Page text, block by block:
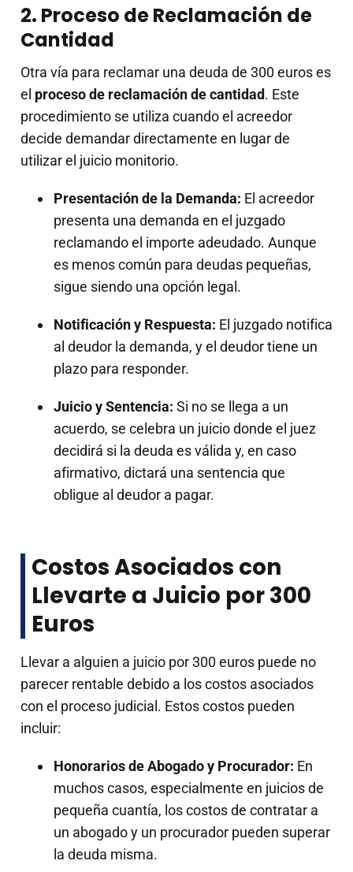
2. Proceso de Reclamación de
Cantidad
Otra vía para reclamar una deuda de 300 euros es
el proceso de reclamación de cantidad. Este
procedimiento se utiliza cuando el acreedor
decide demandar directamente en lugar de
utilizar el juicio monitorio.
Presentación de la Demanda: El acreedor
presenta una demanda en el juzgado
reclamando el importe adeudado. Aunque
es menos común para deudas pequeñas,
sigue siendo una opción legal.
Notificación y Respuesta: El juzgado notifica
al deudor la demanda, y el deudor tiene un
plazo para responder.
Juicio y Sentencia: Si no se llega a un
acuerdo, se celebra un juicio donde el juez
decidirá si la deuda es válida y, en caso
afirmativo, dictará una sentencia que
obligue al deudor a pagar.
Costos Asociados con
Llevarte a Juicio por 300
Euros
Llevar a alguien a juicio por 300 euros puede no
parecer rentable debido a los costos asociados
con el proceso judicial. Estos costos pueden
incluir:
Honorarios de Abogado y Procurador: En
muchos casos, especialmente en juicios de
pequeña cuantía, los costos de contratar a
un abogado y un procurador pueden superar
la deuda misma.